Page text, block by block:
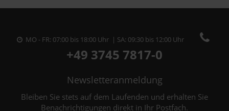
MO - FR: 07:00 bis 18:00 Uhr | SA: 09:30 bis 12:00 Uhr
+49 3745 7817-0
Newsletteranmeldung
Bleiben Sie stets auf dem Laufenden und erhalten Sie
Benachrichtigungen direkt in Ihr Postfach.